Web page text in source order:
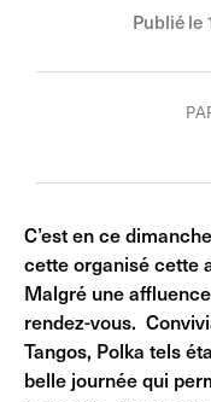
Publié le
C’est en ce
cette organisé cette
Malgré une
rendez-vous.
Tangos, Polka tels
belle journée qui